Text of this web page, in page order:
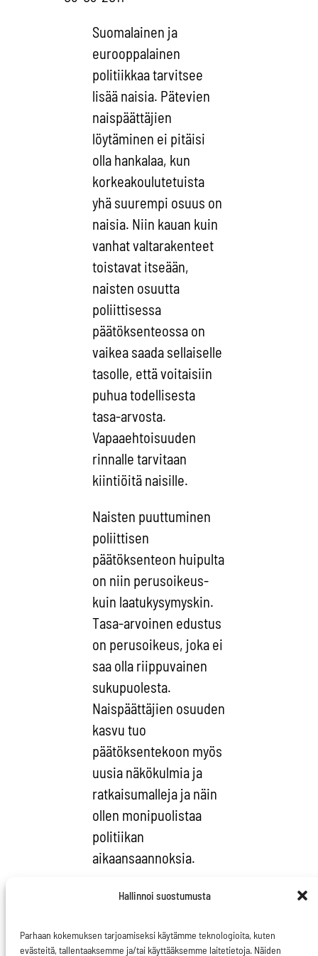
Hallinnoi suostumusta
Parhaan kokemuksen tarjoamiseksi käytämme teknologioita, kuten
evästeitä, tallentaaksemme ja/tai käyttääksemme laitetietoja. Näiden
Suomalainen ja
eurooppalainen
politiikkaa tarvitsee
lisää naisia. Pätevien
naispäättäjien
löytäminen ei pitäisi
olla hankalaa, kun
korkeakoulutetuista
yhä suurempi osuus on
naisia. Niin kauan kuin
vanhat valtarakenteet
toistavat itseään,
naisten osuutta
poliittisessa
päätöksenteossa on
vaikea saada sellaiselle
tasolle, että voitaisiin
puhua todellisesta
tasa-arvosta.
Vapaaehtoisuuden
rinnalle tarvitaan
kiintiöitä naisille.
Naisten puuttuminen
poliittisen
päätöksenteon huipulta
on niin perusoikeus-
kuin laatukysymyskin.
Tasa-arvoinen edustus
on perusoikeus, joka ei
saa olla riippuvainen
sukupuolesta.
Naispäättäjien osuuden
kasvu tuo
päätöksentekoon myös
uusia näkökulmia ja
ratkaisumalleja ja näin
ollen monipuolistaa
politiikan
aikaansaannoksia.
Naisten etenemisen
vakinaistuneet